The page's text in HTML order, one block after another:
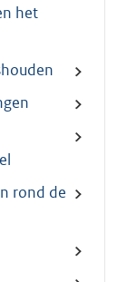
het
rond de